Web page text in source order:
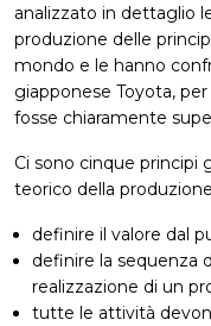
analizzato in dettaglio
produzione delle
mondo e le hanno
giapponese Toyota,
fosse chiaramente
Ci sono cinque principi
teorico della
definire il valore dal
definire la sequenza
realizzazione di un
tutte le attività